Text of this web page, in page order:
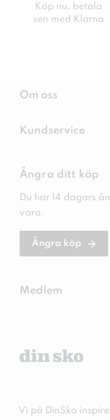
Köp nu, betala
sen med Klarna
Om oss
Kundservice
Ångra ditt köp
Du har 14 dagars
vara.
Ångra köp
Medlem
Vi på DinSko